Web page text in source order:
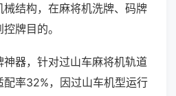
结构，在麻将机洗牌、码牌
牌目的。
器，针对过山车麻将机轨道
配率32%，因过山车机型运行